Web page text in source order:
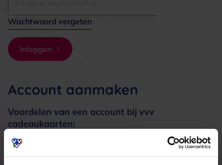
Wachtwoord vergeten
Inloggen
Account aanmaken
Voordelen van een account bij vvv
cadeaukaarten:
Meerdere adressen registreren